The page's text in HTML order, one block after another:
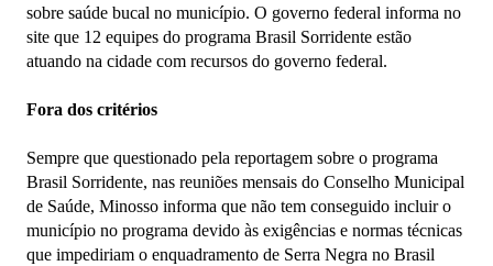
sobre saúde bucal no município. O governo federal informa no
site que 12 equipes do programa Brasil Sorridente estão
atuando na cidade com recursos do governo federal.
Fora dos critérios
Sempre que questionado pela reportagem sobre o programa
Brasil Sorridente, nas reuniões mensais do Conselho Municipal
de Saúde, Minosso informa que não tem conseguido incluir o
município no programa devido às exigências e normas técnicas
que impediriam o enquadramento de Serra Negra no Brasil